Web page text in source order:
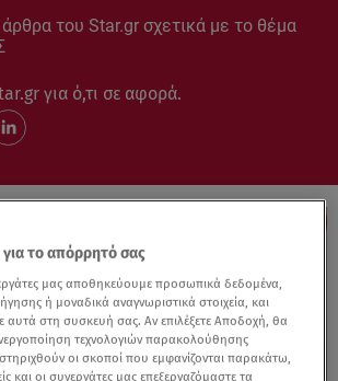
του Star.gr σχετικά με το θέμα
για ό,τι σε αφορά.
το απόρρητό σας
μας αποθηκεύουμε προσωπικά δεδομένα,
ή μοναδικά αναγνωριστικά στοιχεία, και
στη συσκευή σας. Αν επιλέξετε Αποδοχή, θα
τεχνολογιών παρακολούθησης
οι σκοποί που εμφανίζονται παρακάτω,
και οι συνεργάτες μας επεξεργαζόμαστε τα